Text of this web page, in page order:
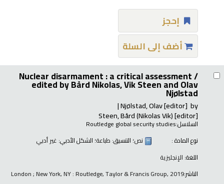
إحجز
أضف إلى السلة
Nuclear disarmament : a critical assessment /
edited by Bård Nikolas, Vik Steen and Olav
Njølstad
by
Njølstad, Olav[editor]
Steen, Bård (Nikolas Vik)[editor]
السلاسل:Routledge global security studies
نوع المادة :
نص؛ التنسيق: طباعة؛ الشكل الأدبي: غير أدبي
اللغة: الإنجليزية
الناشر:London ; New York, NY : Routledge, Taylor & Francis Group, 2019